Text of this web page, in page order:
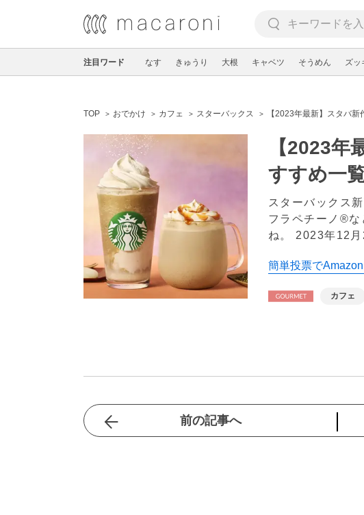
注目ワード なす きゅうり 大根 キャベツ そうめん ズッ
TOP おでかけ カフェ スターバックス 【2023年最新】スタバ
【2023
すすめ一
スターバックス
フラペチーノ®な
ね。 2023年12
簡単投票で
カフェ
前の記事へ